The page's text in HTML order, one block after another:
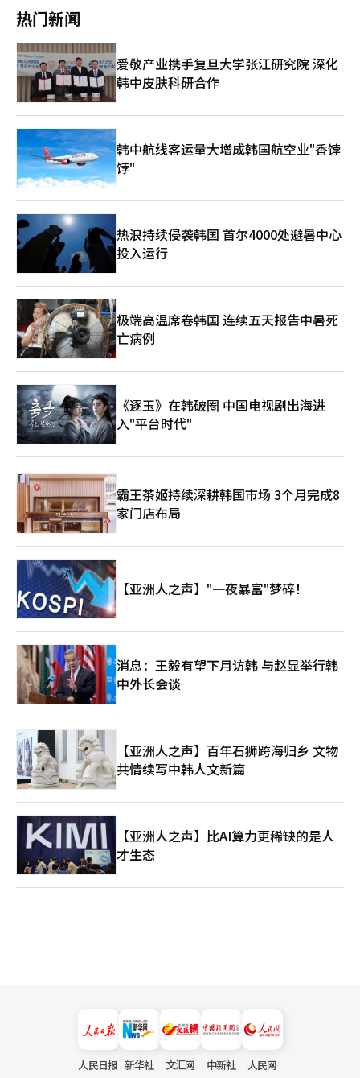
服务提供了极大的便利，但并不能替代所有故障。在难以判断原因
务。LG U+在扩大客户选择权的同时，需明确不同故障类型的处理
标准，以提升服务满意度。 LG U+家庭服务客户满意负责人尹京仁
表示：“我们正在扩大非接触服务，让客户能够选择所需服务的方
式，摆脱等待上门的结构。未来，我们将持续改善家庭服务运营方
（AI）系统翻译与编辑。
孙正烨表示：“GiNi TV Tab 4将IPTV和AI集成到一个平板中，将
术的多样化设备提供差异化的媒体生活。”※ 本报道经人工智能
（AI）系统翻译与编辑。
比的选择。IT公司也在假期前推出原创内容和更新，以吸引用户。
未来，节日IT经济将随着技术进步而更加复杂。AI个性化推荐技术
将根据用户的观看历史和使用模式，自动推荐假期期间的内容，防
止用户流失。随着VR和AR设备的普及，空间限制将消失，虚拟空
间中与家人互动的新型“数字节日”可能成为现实。为了将假期用
户转化为忠实客户，内容、商业和社区结合的“超级应用”竞争将
更加激烈。※ 本报道经人工智能（AI）系统翻译与编辑。
热门新闻
爱敬产业携手复旦大学张江研究院 深化
韩中皮肤科研合作
韩中航线客运量大增成韩国航空业"香饽
饽"
热浪持续侵袭韩国 首尔4000处避暑中心
投入运行
极端高温席卷韩国 连续五天报告中暑死
亡病例
《逐玉》在韩破圈 中国电视剧出海进
入"平台时代"
霸王茶姬持续深耕韩国市场 3个月完成8
家门店布局
【亚洲人之声】"一夜暴富"梦碎！
消息：王毅有望下月访韩 与赵显举行韩
中外长会谈
【亚洲人之声】百年石狮跨海归乡 文物
共情续写中韩人文新篇
【亚洲人之声】比AI算力更稀缺的是人
才生态
人民日报 新华社 文汇网 中新社 人民网